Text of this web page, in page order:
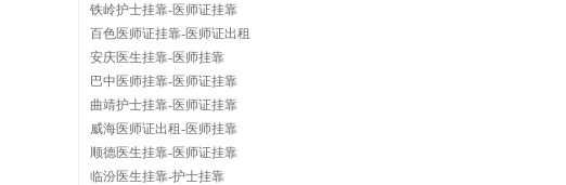
铁岭护士挂靠-医师证挂靠
百色医师证挂靠-医师证出租
安庆医生挂靠-医师挂靠
巴中医师挂靠-医师证挂靠
曲靖护士挂靠-医师证挂靠
威海医师证出租-医师挂靠
顺德医生挂靠-医师证挂靠
临汾医生挂靠-护士挂靠